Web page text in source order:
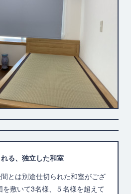
る、独立した和室
とは別途仕切られた和室がござ
敷いて3名様、５名様を超えて